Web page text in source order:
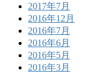
2017年7月
2016年12月
2016年7月
2016年6月
2016年5月
2016年3月